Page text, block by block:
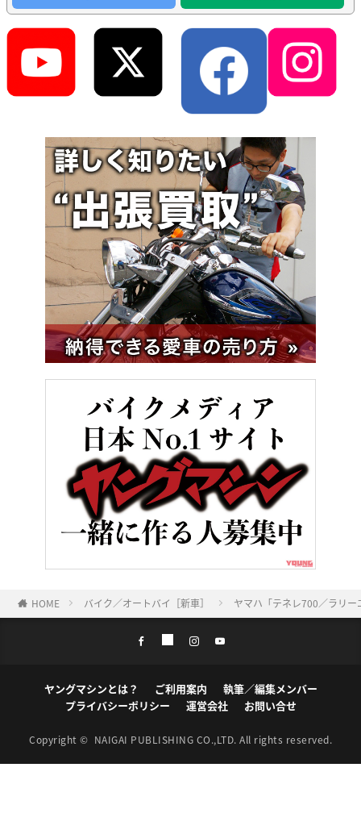
HOME バイク／オートバイ［新車］ ヤマハ「テネレ700／ラリ
ヤングマシンとは？ ご利用案内
執筆／編集メンバー
プライバシーポリシー
運営会社 お問い合せ
Copyright © NAIGAI PUBLISHING CO.,LTD. All rights reserved.